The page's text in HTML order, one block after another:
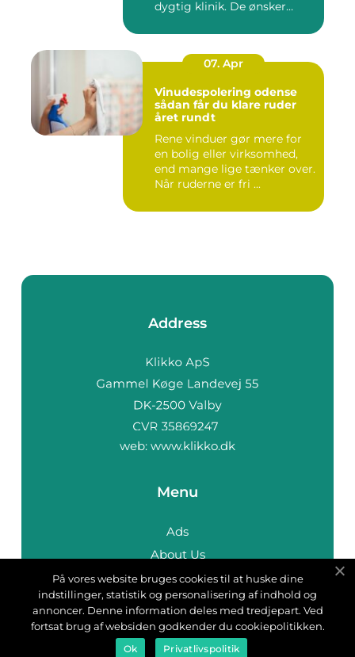
dygtig klinik. De ønsker
07. Apr
Vinudespolering odense
sådan får du klare ruder
året rundt
Rene vinduer gør mere for
en bolig eller virksomhed,
end mange lige tænker over.
Når ruderne er fri ...
Address
web: www.klikko.dk
Menu
Ads
About Us
Cookies
Contact
Sitemap
På vores website bruges cookies til at huske dine
indstillinger, statistik og personalisering af indhold og
annoncer. Denne information deles med tredjepart. Ved
fortsat brug af websiden godkender du cookiepolitikken.
Ok Privatlivspolitik